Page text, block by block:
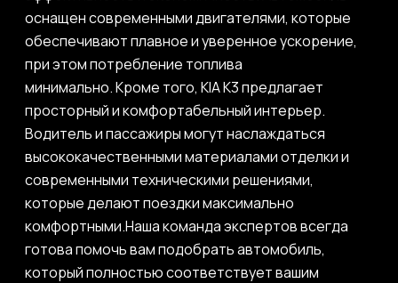
оснащен современными двигателями, которые
обеспечивают плавное и уверенное ускорение,
при этом потребление топлива
минимально. Кроме того, KIA K3 предлагает
просторный и комфортабельный интерьер.
Водитель и пассажиры могут наслаждаться
высококачественными материалами отделки и
современными техническими решениями,
которые делают поездки максимально
комфортными.Наша команда экспертов всегда
готова помочь вам подобрать автомобиль,
который полностью соответствует вашим